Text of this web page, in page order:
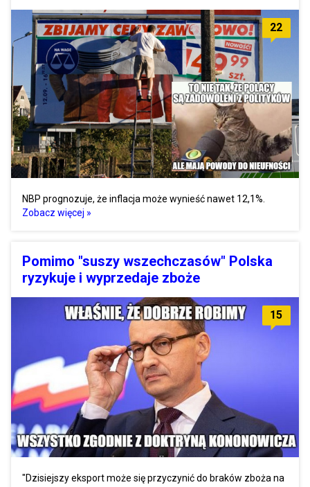
22
NBP prognozuje, że inflacja może wynieść nawet 12,1%.
Zobacz więcej »
Pomimo "suszy wszechczasów" Polska
ryzykuje i wyprzedaje zboże
15
"Dzisiejszy eksport może się przyczynić do braków zboża na